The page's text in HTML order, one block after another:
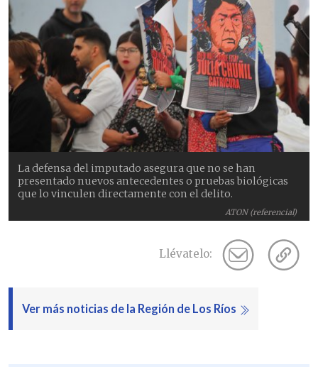
ATON (referencial)
La defensa del imputado asegura que no se han
presentado nuevos antecedentes o pruebas biológicas
que lo vinculen directamente con el delito.
Llévatelo:
Ver más noticias de la Región de Los Ríos